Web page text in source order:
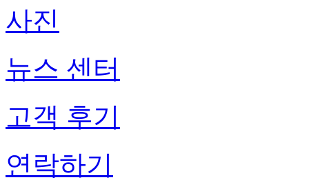
사진
뉴스 센터
고객 후기
연락하기